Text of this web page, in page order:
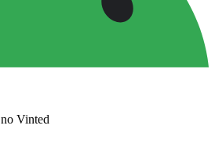
Vinted